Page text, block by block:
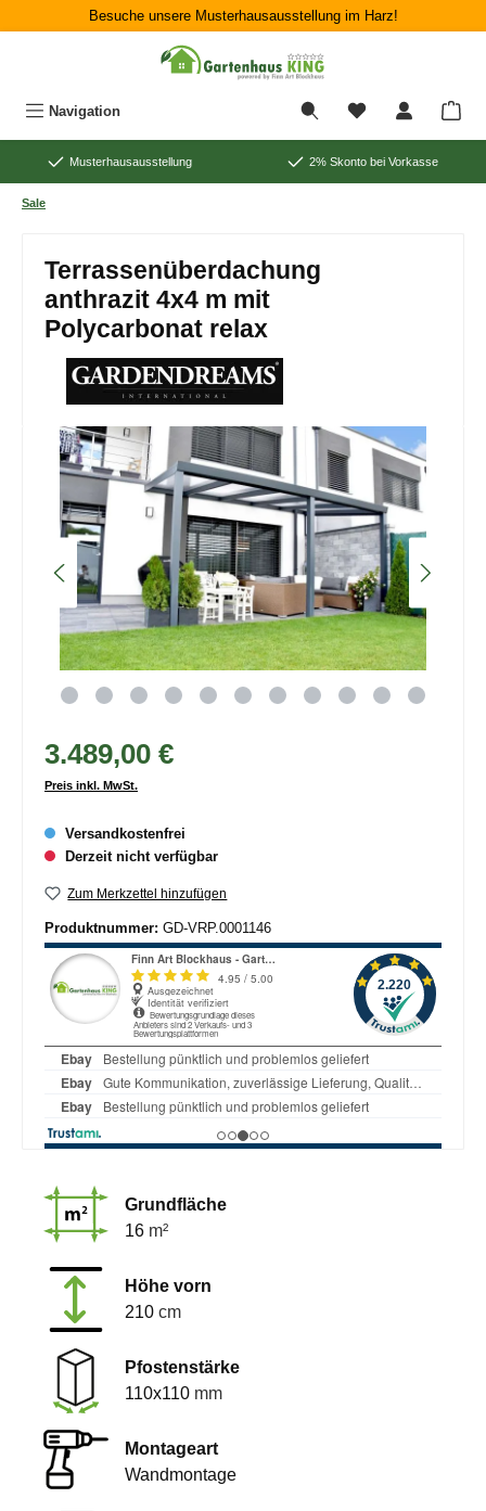
Zum Hauptinhalt springenBesuche unsere Musterhausausstellung im Harz!
Navigation
Musterhausausstellung 2% Skonto bei Vorkasse
Sale
Terrassenüberdachung
anthrazit 4x4 m mit
Polycarbonat relax
Bildergalerie überspringen
3.489,00 €
Preis inkl. MwSt.
Versandkostenfrei
Derzeit nicht verfügbar
Zum Merkzettel hinzufügen
Produktnummer: GD-VRP.0001146
Grundfläche
16 m²
Höhe vorn
210 cm
Pfostenstärke
110x110 mm
Montageart
Wandmontage